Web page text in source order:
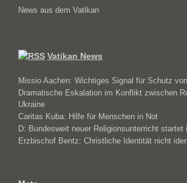
News aus dem Vatikan
Vatikan News
Missio Aachen: Wichtiges Signal für Schutz
Dramatische Eskalation im Konflikt zwischen
Ukraine
Caritas Kuba: Hilfe für Menschen in Not
D: Bundesweit neuer Religionsunterricht startet
Erzbischof Bentz: Christliche Identität nicht